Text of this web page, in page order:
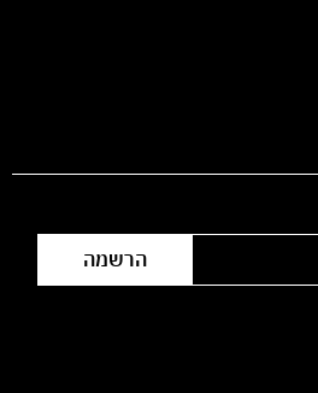
הרשמה